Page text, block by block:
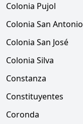
Colonia Pujol
Colonia San Antonio
Colonia San José
Colonia Silva
Constanza
Constituyentes
Coronda